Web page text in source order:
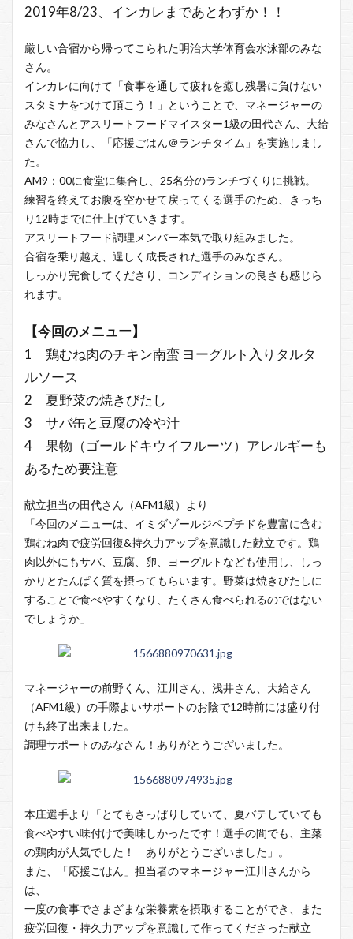
2019年8/23、インカレまであとわずか！！
厳しい合宿から帰ってこられた明治大学体育会水泳部のみな
さん。
インカレに向けて「食事を通して疲れを癒し残暑に負けない
スタミナをつけて頂こう！」ということで、マネージャーの
みなさんとアスリートフードマイスター1級の田代さん、大給
さんで協力し、「応援ごはん＠ランチタイム」を実施しまし
た。
AM9：00に食堂に集合し、25名分のランチづくりに挑戦。
練習を終えてお腹を空かせて戻ってくる選手のため、きっち
り12時までに仕上げていきます。
アスリートフード調理メンバー本気で取り組みました。
合宿を乗り越え、逞しく成長された選手のみなさん。
しっかり完食してくださり、コンディションの良さも感じら
れます。
【今回のメニュー】
1 鶏むね肉のチキン南蛮 ヨーグルト入りタルタ
ルソース
2 夏野菜の焼きびたし
3 サバ缶と豆腐の冷や汁
4 果物（ゴールドキウイフルーツ）アレルギーも
あるため要注意
献立担当の田代さん（AFM1級）より
「今回のメニューは、イミダゾールジペプチドを豊富に含む
鶏むね肉で疲労回復&持久力アップを意識した献立です。鶏
肉以外にもサバ、豆腐、卵、ヨーグルトなども使用し、しっ
かりとたんぱく質を摂ってもらいます。野菜は焼きびたしに
することで食べやすくなり、たくさん食べられるのではない
でしょうか」
マネージャーの前野くん、江川さん、浅井さん、大給さん
（AFM1級）の手際よいサポートのお陰で12時前には盛り付
けも終了出来ました。
調理サポートのみなさん！ありがとうございました。
本庄選手より「とてもさっぱりしていて、夏バテしていても
食べやすい味付けで美味しかったです！選手の間でも、主菜
の鶏肉が人気でした！ ありがとうございました」。
また、「応援ごはん」担当者のマネージャー江川さんから
は、
一度の食事でさまざまな栄養素を摂取することができ、また
疲労回復・持久力アップを意識して作ってくださった献立